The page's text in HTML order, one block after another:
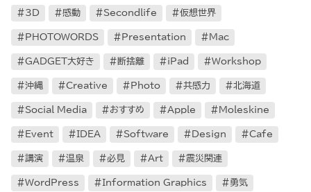
3D 感動 Secondlife 仮想世界
PHOTOWORDS Presentation Mac
GADGET大好き 断捨離 iPad Workshop
沖縄 Creative Photo 共感力 北海道
Social Media おすすめ Apple Moleskine
Event IDEA Software Design Cafe
講演 温泉 必見 Art 震災関連
WordPress Information Graphics 勇気